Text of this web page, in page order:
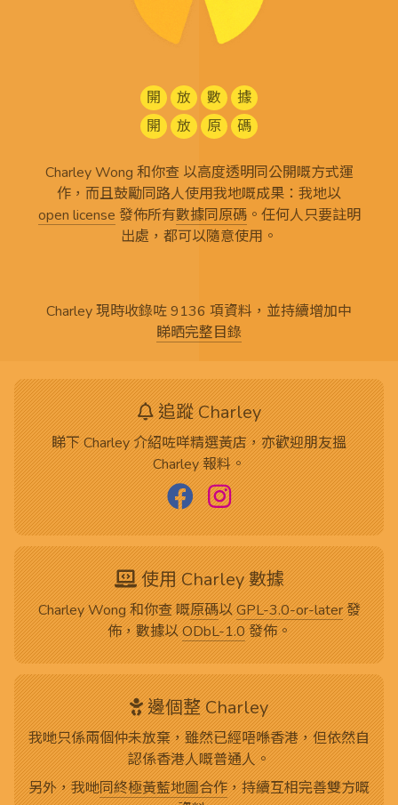
開 放 數
據
開
放 原 碼
Charley Wong 和你查 以高度透明同公開嘅方式運
作，而且鼓勵同路人使用我地嘅成果：我地以
open license 發佈所有數據同原碼。任何人只要註明
出處，都可以隨意使用。
Charley 現時收錄咗 9136 項資料，並持續增加中
睇晒完整目錄
追蹤 Charley
睇下 Charley 介紹咗咩精選黃店，亦歡迎朋友搵
Charley 報料。
使用 Charley 數據
Charley Wong 和你查 嘅原碼以GPL-3.0-or-later發
佈，數據以ODbL-1.0發佈。
邊個整 Charley
我哋只係兩個仲未放棄，雖然已經唔喺香港，但依然自
認係香港人嘅普通人。
另外，我哋同終極黃藍地圖合作，持續互相完善雙方嘅